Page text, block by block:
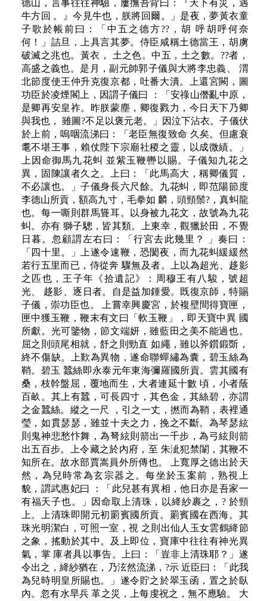
德山，言事往往神驗，屢撫吾背曰：『天下有災，遇
牛方回 。』今見牛也，朕將回爾。」是夜，夢黃衣童
子歌於帳前曰：「中五之德方??，胡 呼胡呼何奈
何！」詰旦，上具言其夢。侍臣咸稱土德當王，胡虜
破滅之兆也。黃衣， 土之色。中五，土之數。??者，
高盛之義也。是月，副元帥郭子儀與大將李忠義、 渭
北節度使王仲升克復京都，吐番大潰。上還宮闕，圖
功臣於凌煙閣上，因謂子儀曰 ：「安祿山僭亂中原，
是卿再安皇祚。昨朕蒙塵，卿復戮力，今日天下乃卿
與我也， 雖圖?不足以褒元老。」因泣下沾衣。子儀伏
於上前，嗚咽流涕曰：「老臣無復致命 久矣。但慮衰
耄不堪王事，賴仗陛下宗廟社稷之靈，以成微績。」
上因命御馬九花虯 並紫玉鞭轡以賜。子儀知九花之
異，固陳讓者久之。上曰：「此馬高大，稱卿儀質，
不必讓也。」子儀身長六尺餘。九花虯，即范陽節度
李德山所貢，額高九寸，毛拳如 麟，頭頸鬃?，真虯龍
也。每一嘶則群馬聳耳。以身被九花文，故號為九花
虯。亦有 獅子驄，皆其類。上東幸，觀獵於田，不覺
日暮。忽顧謂左右曰：「行宮去此幾里？ 」奏曰：
「四十里。」上遂令速鞭，恐閡夜，而九花虯緩緩然
若行五里而已，侍從奔 驟無及者。上以為超光、趍影
之匹也，王子年《拾遺記》：周穆王有八駿，號超
光、 趍影、逐日者。自是益加鍾愛。既復京師，特賜
子儀，崇功臣也。 上嘗幸興慶宮，於複壁間得寶匣，
匣中獲玉鞭，鞭末有文曰「軟玉鞭」，即天寶中異 國
所獻。光可鑒物，節文端妍，雖藍田之美不能過也。
屈之則頭尾相就，舒之則勁直 如繩，雖以斧鑕鍛斲，
終不傷缺。上歎為異物，遂命聯蟬繡為囊，碧玉絲為
鞘。碧玉 蠶絲即永泰元年東海彌羅國所貢。雲其國有
桑，枝幹盤屈，覆地而生，大者連延十數 頃，小者蔭
百畝。其上有蠶，可長四寸，其色金，其絲碧，亦謂
之金蠶絲。縱之一尺 ，引之一丈，撚而為鞘，表裡通
瑩，如貫瑟瑟，雖並十夫之力，挽之不斷。為琴瑟絃
則鬼神悲愁忭舞，為弩絃則箭出一千步，為弓絃則箭
出五百步。上令藏之於內府，至 朱泚犯禁闈，其鞭不
知所在。故水部賈嵩員外所傳也。 上寬厚之德出於天
然，為兒時常為玄宗器之。每坐於玉案前，熟視上
貌，謂武惠妃曰 ：「此兒甚有異相，他日亦是吾家一
有福天子也。」因命取上清珠，以絳紗裹之，? 於頸
上。上清珠即開元初罽賓國所貢。罽賓國在西海。其
珠光明潔白，可照一室，視 之則出仙人玉女雲鶴絳節
之象，搖動於其中。及上即位，寶庫中往往有神光異
氣，掌 庫者具以事告。上曰：「豈非上清珠耶？」遂
令出之，絳紗猶在，乃泫然流涕，?示 近臣曰：「此我
為兒時明皇所賜也。」遂令貯之於翠玉函，置之於臥
內。忽有水旱兵 革之災，上每虔祝之，無不應驗。 大